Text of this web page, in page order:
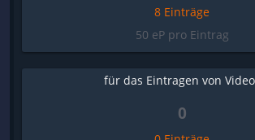
8 Einträge
50 eP pro Eintrag
für das Eintragen von
0